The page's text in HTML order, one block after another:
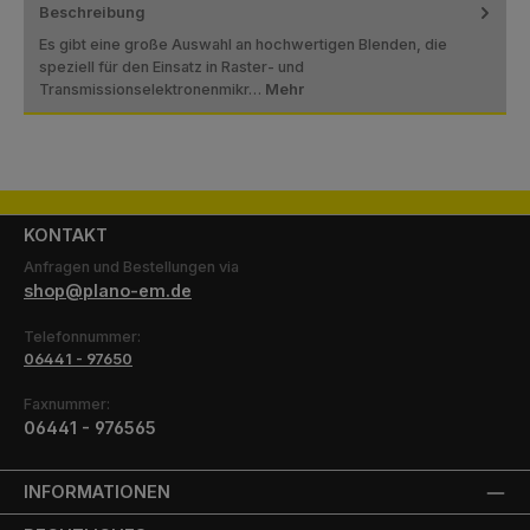
Beschreibung
Es gibt eine große Auswahl an hochwertigen Blenden, die
speziell für den Einsatz in Raster- und
Transmissionselektronenmikr… Mehr
KONTAKT
Anfragen und Bestellungen via
shop@plano-em.de
Telefonnummer:
06441 - 97650
Faxnummer:
06441 - 976565
INFORMATIONEN